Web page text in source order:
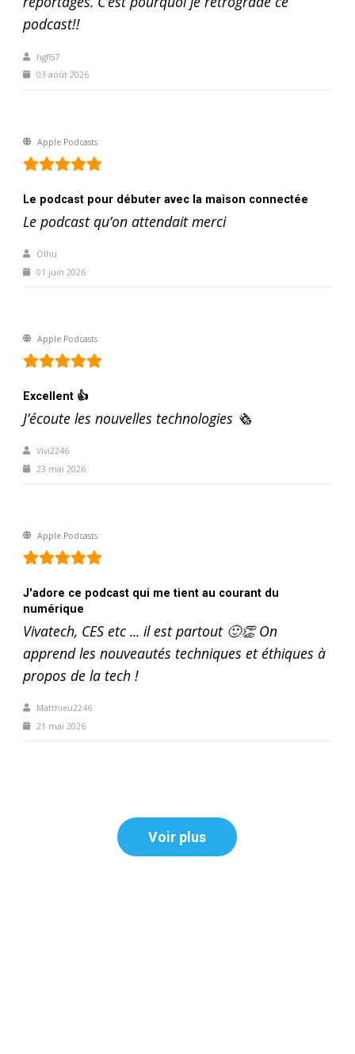
podcast!!
hgfl57
03 août 2026
Apple Podcasts
Le podcast pour débuter avec la maison connectée
Le podcast qu’on attendait merci
Olhu
01 juin 2026
Apple Podcasts
Excellent 👍
J’écoute les nouvelles technologies 🗞️
Vivi2246
23 mai 2026
Apple Podcasts
J'adore ce podcast qui me tient au courant du
numérique
Vivatech, CES etc ... il est partout 🙂👏 On
apprend les nouveautés techniques et éthiques à
propos de la tech !
Matthieu2246
21 mai 2026
Voir plus